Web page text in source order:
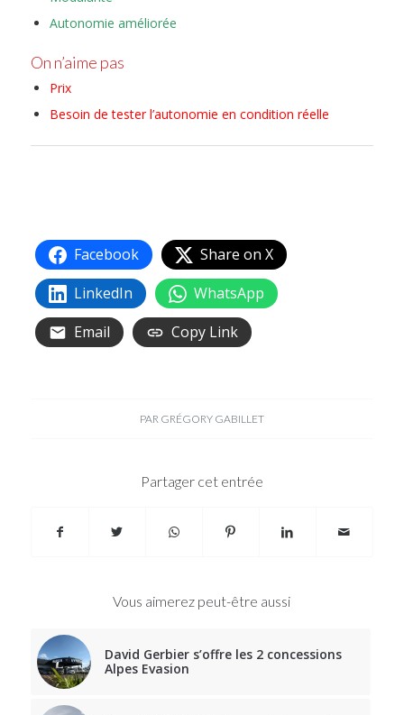
Autonomie améliorée
On n’aime pas
Prix
Besoin de tester l’autonomie en condition réelle
Facebook
Share on X
LinkedIn
WhatsApp
Email
Copy Link
PAR GRÉGORY GABILLET
Partager cet entrée
Vous aimerez peut-être aussi
David Gerbier s’offre les 2 concessions
Alpes Evasion